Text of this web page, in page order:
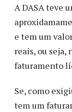
A DASA teve
e tem um
reais, ou seja,
faturamento
Se, como
tem um